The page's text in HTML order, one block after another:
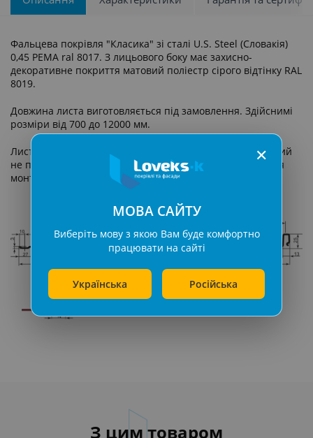
Фальцева покрівля "Класика" зі сталі U.S. Steel (Словакія)
0,45 PEMA ral 8017. З лицьового боку має захисно-
декоративне покриття матовий поліестр сірого відтінку RAL
8019.
Довжина листа виготовляється під замовлення. Здійснимі
розміри від 700 до 12000 мм.
Листи фальцевої покрівлі мають замок «клік-фальц», який
не потребує застосування спеціальних інструментів для
монтажу.
З цим товаром
✕
МОВА САЙТУ
Виберіть мову з якою Вам буде комфортно
працювати на сайті
Українська Російська